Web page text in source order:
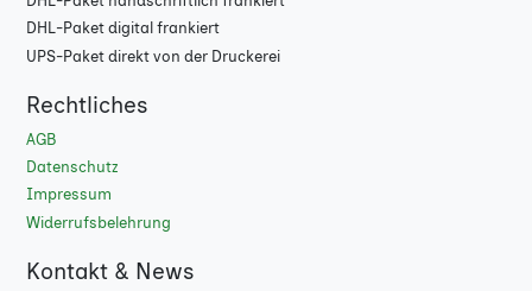
128
DHL-Paket digital frankiert
UPS-Paket direkt von der Druckerei
Rechtliches
AGB
Datenschutz
Impressum
Widerrufsbelehrung
Kontakt & News